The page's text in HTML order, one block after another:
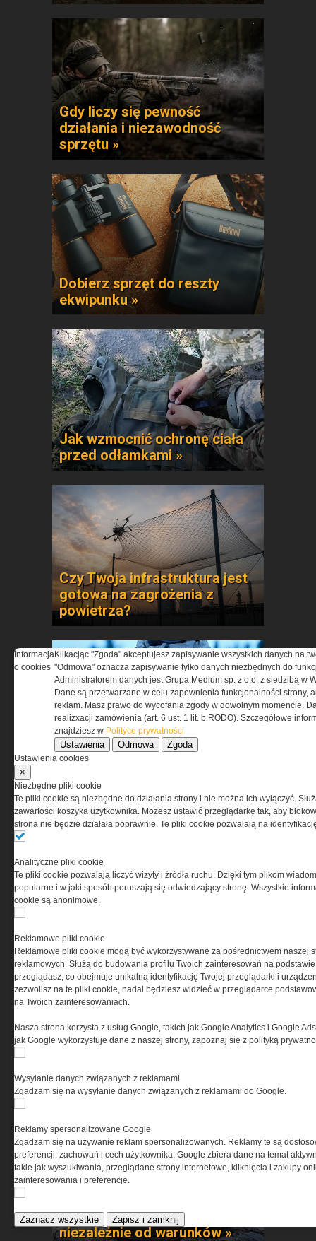
Gdy liczy się pewność
działania i niezawodność
sprzętu »
Dobierz sprzęt do reszty
ekwipunku »
Jak wzmocnić ochronę ciała
przed odłamkami »
Czy Twoja infrastruktura jest
gotowa na zagrożenia z
powietrza?
Wybierz sprzęt, który
sprawdzi się w niskich
temperaturach »
Nie każda kamizelka chroni
tak samo. Zobacz, co robi
Czy wiesz jaką innowacje
obuwie? Przekonaj się »
Dla tych, którzy idą dalej –
niezależnie od warunków »
Informacja
o cookies
Klikacjąc "Zgoda" akceptujesz zapisywanie wszystkich danych na
"Odmowa" oznacza zapisywanie tylko danych niezbędnych do
Administratorem danych jest Grupa Medium sp. z o.o. z siedzibą w
Dane są przetwarzane w celu zapewnienia funkcjonalności strony,
reklam. Masz prawo do wycofania zgody w dowolnym momencie.
realizxacji zamówienia (art. 6 ust. 1 lit. b RODO). Szczegółowe
znajdziesz w Polityce prywatności
Ustawienia Odmowa Zgoda
Ustawienia cookies
×
Niezbędne pliki cookie
Te pliki cookie są niezbędne do działania strony i nie można ich wyłączyć.
zawartości koszyka użytkownika. Możesz ustawić przeglądarkę tak, aby
strona nie będzie działała poprawnie. Te pliki cookie pozwalają na
Analityczne pliki cookie
Te pliki cookie pozwalają liczyć wizyty i źródła ruchu. Dzięki tym plikom
popularne i w jaki sposób poruszają się odwiedzający stronę. Wszystkie
cookie są anonimowe.
Reklamowe pliki cookie
Reklamowe pliki cookie mogą być wykorzystywane za pośrednictwem naszej
reklamowych. Służą do budowania profilu Twoich zainteresowań na
przeglądasz, co obejmuje unikalną identyfikację Twojej przeglądarki i
zezwolisz na te pliki cookie, nadal będziesz widzieć w przeglądarce
na Twoich zainteresowaniach.
Nasza strona korzysta z usług Google, takich jak Google Analytics i Google
jak Google wykorzystuje dane z naszej strony, zapoznaj się z polityką
Wysyłanie danych związanych z reklamami
Zgadzam się na wysyłanie danych związanych z reklamami do Google.
Reklamy spersonalizowane Google
Zgadzam się na używanie reklam spersonalizowanych. Reklamy te są
preferencji, zachowań i cech użytkownika. Google zbiera dane na temat
takie jak wyszukiwania, przeglądane strony internetowe, kliknięcia i zakupy
zainteresowania i preferencje.
Zaznacz wszystkie Zapisz i zamknij